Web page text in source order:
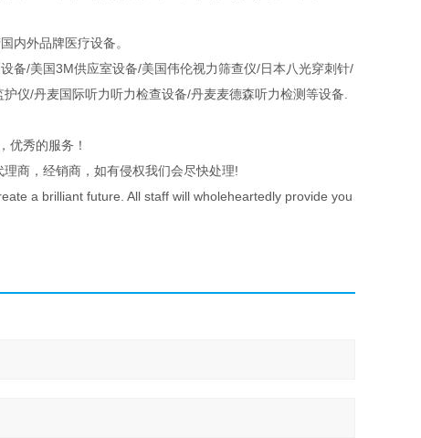
内外品牌医疗设备。
备/美国3M供应室设备/美国伟伦视力筛查仪/日本八光穿刺针/
仪/丹麦国际听力听力检查设备/丹麦麦德森听力检测等设备.
优秀的服务！
商，经销商，如有侵权我们会尽快处理!
a brilliant future. All staff will wholeheartedly provide you